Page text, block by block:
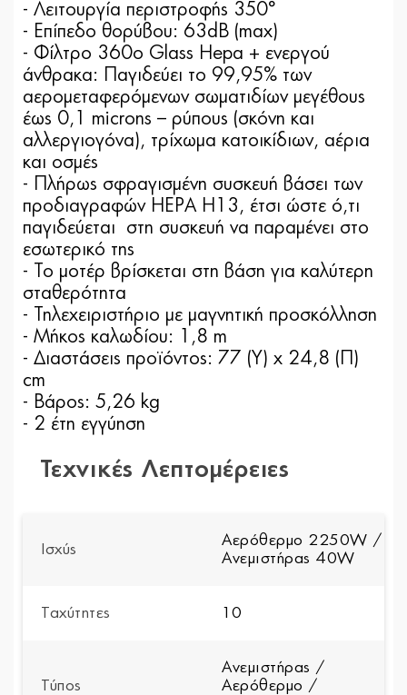
- Λειτουργία περιστροφής 350°
- Επίπεδο θορύβου: 63dB (max)
- Φίλτρο 360ο Glass Hepa + ενεργού
άνθρακα: Παγιδεύει το 99,95% των
αερομεταφερόμενων σωματιδίων μεγέθους
έως 0,1 microns – ρύπους (σκόνη και
αλλεργιογόνα), τρίχωμα κατοικίδιων, αέρια
και οσμές
- Πλήρως σφραγισμένη συσκευή βάσει των
προδιαγραφών HEPA H13, έτσι ώστε ό,τι
παγιδεύεται στη συσκευή να παραμένει στο
εσωτερικό της
- Το μοτέρ βρίσκεται στη βάση για καλύτερη
σταθερότητα
- Τηλεχειριστήριο με μαγνητική προσκόλληση
- Μήκος καλωδίου: 1,8 m
- Διαστάσεις προϊόντος: 77 (Y) x 24,8 (Π)
cm
- Βάρος: 5,26 kg
- 2 έτη εγγύηση
Τεχνικές Λεπτομέρειες
Ισχύς
Αερόθερμο 2250W /
Ανεμιστήρας 40W
Ταχύτητες 10
Τύπος
Ανεμιστήρας /
Αερόθερμο /